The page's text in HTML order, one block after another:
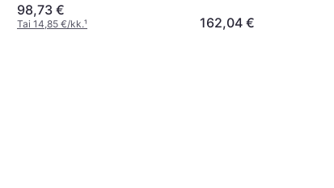
98,73 €
Tai 14,85 €/kk.¹ 162,04 €